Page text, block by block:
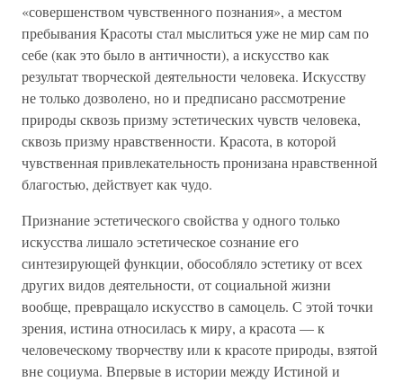
«совершенством чувственного познания», а местом
пребывания Красоты стал мыслиться уже не мир сам по
себе (как это было в античности), а искусство как
результат творческой деятельности человека. Искусству
не только дозволено, но и предписано рассмотрение
природы сквозь призму эстетических чувств человека,
сквозь призму нравственности. Красота, в которой
чувственная привлекательность пронизана нравственной
благостью, действует как чудо.
Признание эстетического свойства у одного только
искусства лишало эстетическое сознание его
синтезирующей функции, обособляло эстетику от всех
других видов деятельности, от социальной жизни
вообще, превращало искусство в самоцель. С этой точки
зрения, истина относилась к миру, а красота — к
человеческому творчеству или к красоте природы, взятой
вне социума. Впервые в истории между Истиной и